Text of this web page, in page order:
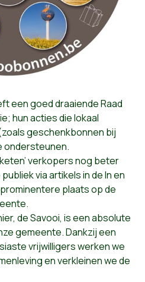
een goed draaiende Raad
hun acties die lokaal
geschenkbonnen bij
ondersteunen.
verkopers nog beter
via artikels in de In en
plaats op de
de Savooi, is een absolute
gemeente. Dankzij een
vrijwilligers werken we
en verkleinen we de